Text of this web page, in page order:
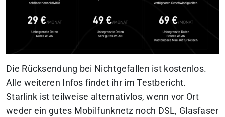
Die Rücksendung bei Nichtgefallen ist kostenlos.
Alle weiteren Infos findet ihr im Testbericht.
Starlink ist teilweise alternativlos, wenn vor Ort
weder ein gutes Mobilfunknetz noch DSL, Glasfaser